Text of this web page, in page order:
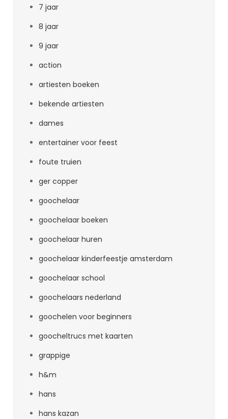
7 jaar
8 jaar
9 jaar
action
artiesten boeken
bekende artiesten
dames
entertainer voor feest
foute truien
ger copper
goochelaar
goochelaar boeken
goochelaar huren
goochelaar kinderfeestje amsterdam
goochelaar school
goochelaars nederland
goochelen voor beginners
goocheltrucs met kaarten
grappige
h&m
hans
hans kazan